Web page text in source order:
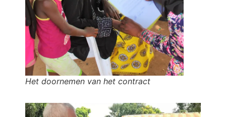
Het doornemen van het contract